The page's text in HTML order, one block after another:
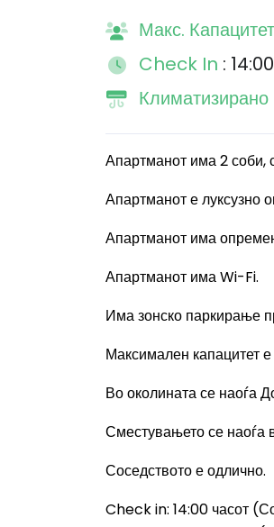
Макс. Капацитет
Check In : 14:00
Климатизирано
Апартманот има 2 соби,
Апартманот е луксузно
Апартманот има
Апартманот имаWi-Fi.
Има зонско паркирање
Максимален капацитет
Во околината се наоѓа
Сместувањето се наоѓа
Соседството е одлично.
Check in: 14:00 часот